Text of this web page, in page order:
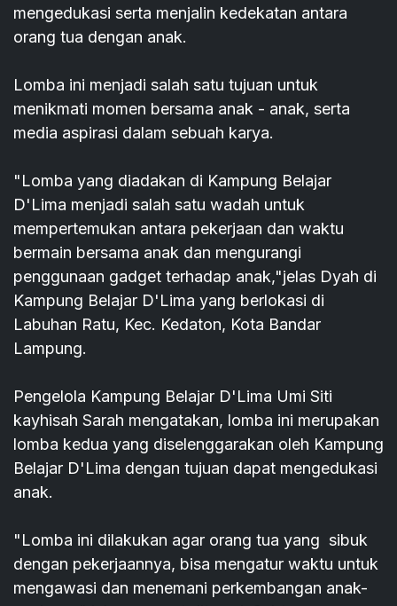
mengedukasi serta menjalin kedekatan antara
orang tua dengan anak.
Lomba ini menjadi salah satu tujuan untuk
menikmati momen bersama anak - anak, serta
media aspirasi dalam sebuah karya.
"Lomba yang diadakan di Kampung Belajar
D'Lima menjadi salah satu wadah untuk
mempertemukan antara pekerjaan dan waktu
bermain bersama anak dan mengurangi
penggunaan gadget terhadap anak,"jelas Dyah di
Kampung Belajar D'Lima yang berlokasi di
Labuhan Ratu, Kec. Kedaton, Kota Bandar
Lampung.
Pengelola Kampung Belajar D'Lima Umi Siti
kayhisah Sarah mengatakan, lomba ini merupakan
lomba kedua yang diselenggarakan oleh Kampung
Belajar D'Lima dengan tujuan dapat mengedukasi
anak.
"Lomba ini dilakukan agar orang tua yang sibuk
dengan pekerjaannya, bisa mengatur waktu untuk
mengawasi dan menemani perkembangan anak-